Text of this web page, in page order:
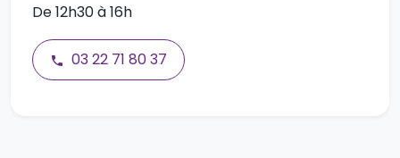
De 12h30 à 16h
03 22 71 80 37